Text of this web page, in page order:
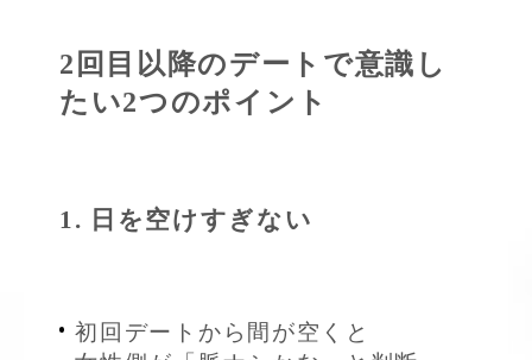
2回目以降のデートで意識し
たい2つのポイント
1. 日を空けすぎない
初回デートから間が空くと